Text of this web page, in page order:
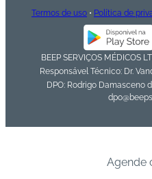
Termos de uso • Política de
BEEP SERVIÇOS MÉDICOS
Responsável Técnico: Dr.
DPO: Rodrigo Damasceno
Agende